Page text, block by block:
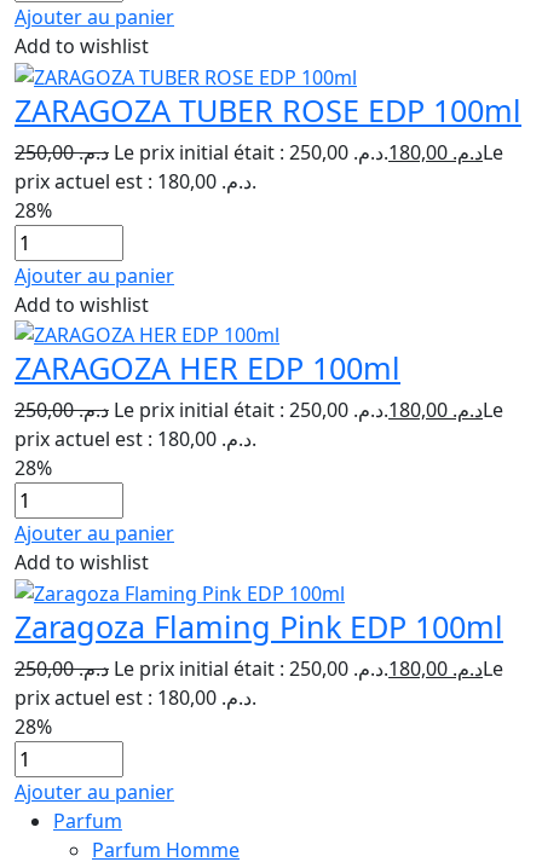
Ajouter au panier
Add to wishlist
ZARAGOZA TUBER ROSE EDP 100ml
د.م.250,00 Le prix initial était : د.م. 250,00. د.م.Le
prix actuel est : د.م. 180,00.
28%
Ajouter au panier
Add to wishlist
ZARAGOZA HER EDP 100ml
د.م.250,00 Le prix initial était : د.م. 250,00. د.م.Le
prix actuel est : د.م. 180,00.
28%
Ajouter au panier
Add to wishlist
Zaragoza Flaming Pink EDP 100ml
د.م.250,00 Le prix initial était : د.م. 250,00. د.م.Le
prix actuel est : د.م. 180,00.
28%
Ajouter au panier
Parfum
Parfum Homme